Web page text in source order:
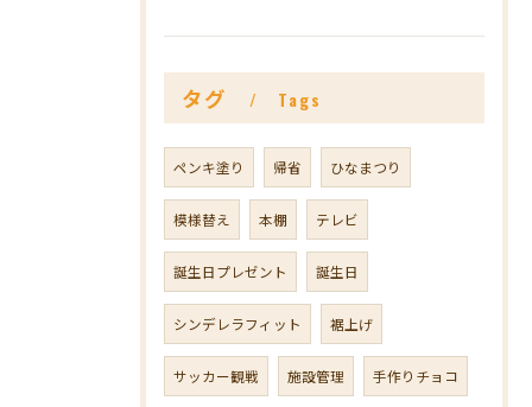
タグ Tags
ペンキ塗り 帰省 ひなまつり
模様替え 本棚 テレビ
誕生日プレゼント 誕生日
シンデレラフィット 裾上げ
サッカー観戦 施設管理 手作りチョコ